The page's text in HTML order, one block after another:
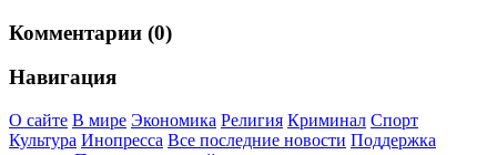
Комментарии (0)
Навигация
О сайте В мире Экономика Религия Криминал Спорт
Культура Инопресса Все последние новости Поддержка